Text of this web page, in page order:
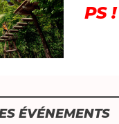
PS !
ÉVÉNEMENTS